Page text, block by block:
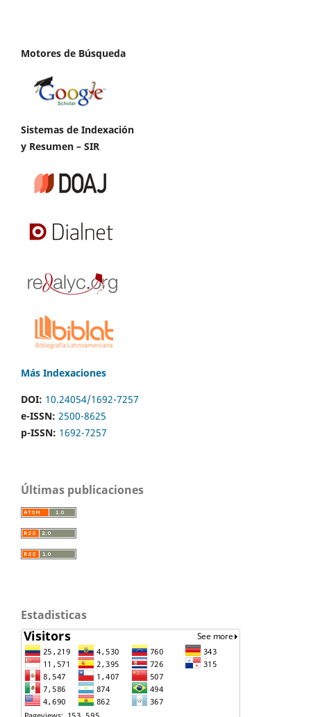
Motores de Búsqueda
Sistemas de Indexación
y Resumen – SIR
Más Indexaciones
DOI: 10.24054/1692-7257
e-ISSN: 2500-8625
p-ISSN: 1692-7257
Últimas publicaciones
Estadisticas